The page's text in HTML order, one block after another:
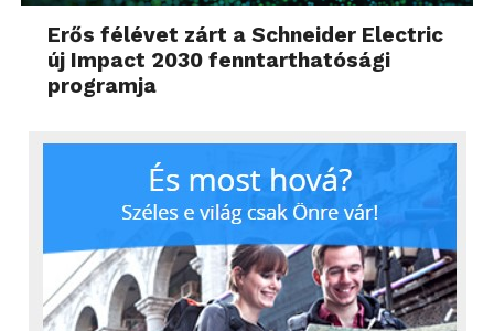
Erős félévet zárt a Schneider Electric
új Impact 2030 fenntarthatósági
programja